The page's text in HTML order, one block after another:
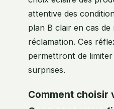
attentive des
plan B clair en cas
réclamation. Ces
permettront de limiter
surprises.
Comment choisir